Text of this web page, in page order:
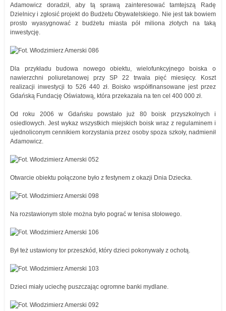
Adamowicz doradził, aby tą sprawą zainteresować tamtejszą Radę
Dzielnicy i zgłosić projekt do Budżetu Obywatelskiego. Nie jest tak bowiem
prosto wyasygnować z budżetu miasta pół miliona złotych na taką
inwestycję.
Dla przykładu budowa nowego obiektu, wielofunkcyjnego boiska o
nawierzchni poliuretanowej przy SP 22 trwała pięć miesięcy. Koszt
realizacji inwestycji to 526 440 zł. Boisko współfinansowane jest przez
Gdańską Fundację Oświatową, która przekazała na ten cel 400 000 zł.
Od roku 2006 w Gdańsku powstało już 80 boisk przyszkolnych i
osiedlowych. Jest wykaz wszystkich miejskich boisk wraz z regulaminem i
ujednoliconym cennikiem korzystania przez osoby spoza szkoły, nadmienił
Adamowicz.
Otwarcie obiektu połączone było z festynem z okazji Dnia Dziecka.
Na rozstawionym stole można było pograć w tenisa stołowego.
Był też ustawiony tor przeszkód, który dzieci pokonywały z ochotą.
Dzieci miały uciechę puszczając ogromne banki mydlane.